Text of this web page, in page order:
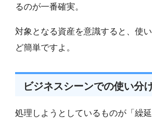
るのが一番確実。
対象となる資産を意識すると、使
ど簡単ですよ。
ビジネスシーンでの使い分
処理しようとしているものが「繰